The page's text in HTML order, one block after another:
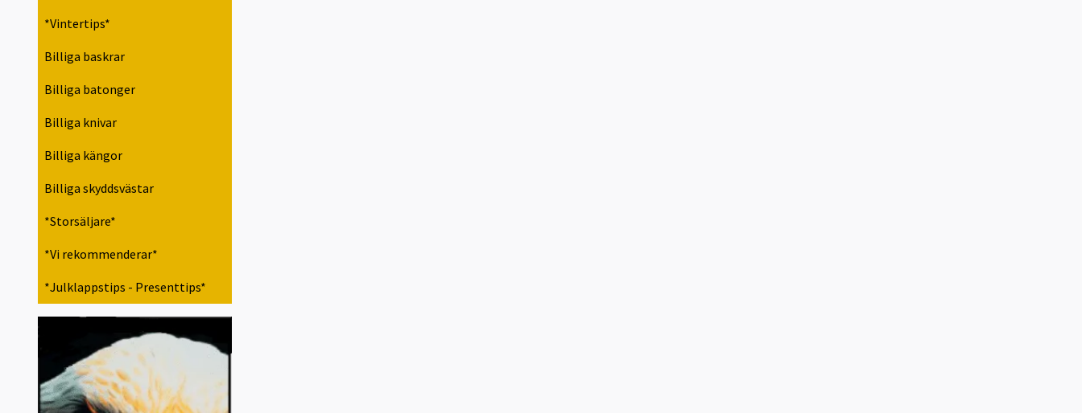
*Vintertips*
Billiga baskrar
Billiga batonger
Billiga knivar
Billiga kängor
Billiga skyddsvästar
*Storsäljare*
*Vi rekommenderar*
*Julklappstips - Presenttips*